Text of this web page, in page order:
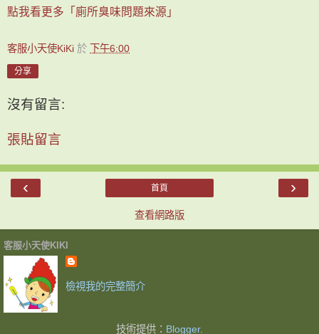
點我看更多「廁所臭味問題來源」
客服小天使KiKi 於 下午6:00
分享
沒有留言:
張貼留言
‹ ›
首頁
查看網路版
客服小天使KIKI
檢視我的完整簡介
技術提供： Blogger.